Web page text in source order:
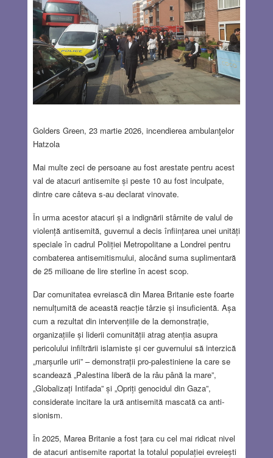
Golders Green, 23 martie 2026, incendierea ambulanţelor
Hatzola
Mai multe zeci de persoane au fost arestate pentru acest
val de atacuri antisemite și peste 10 au fost inculpate,
dintre care câteva s-au declarat vinovate.
În urma acestor atacuri și a indignării stârnite de valul de
violență antisemită, guvernul a decis înființarea unei unități
speciale în cadrul Poliției Metropolitane a Londrei pentru
combaterea antisemitismului, alocând suma suplimentară
de 25 milioane de lire sterline în acest scop.
Dar comunitatea evreiască din Marea Britanie este foarte
nemulțumită de această reacție târzie și insuficientă. Așa
cum a rezultat din intervențiile de la demonstrație,
organizațiile și liderii comunității atrag atenția asupra
pericolului infiltrării islamiste și cer guvernului să interzică
„marșurile urii” – demonstrații pro-palestiniene la care se
scandează „Palestina liberă de la râu până la mare”,
„Globalizați Intifada” și „Opriți genocidul din Gaza”,
considerate incitare la ură antisemită mascată ca anti-
sionism.
În 2025, Marea Britanie a fost țara cu cel mai ridicat nivel
de atacuri antisemite raportat la totalul populației evreiești